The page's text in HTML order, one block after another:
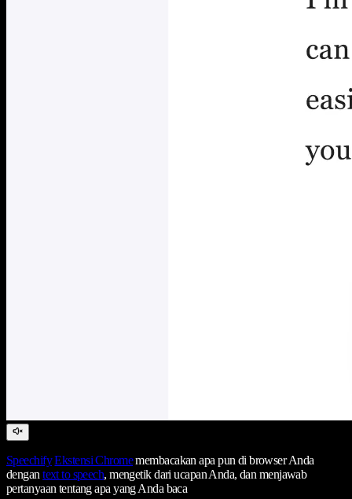
Speechify Ekstensi Chromemembacakan apa pun di browser Anda
dengantext to speech, mengetik dari ucapan Anda, dan menjawab
pertanyaan tentang apa yang Anda baca